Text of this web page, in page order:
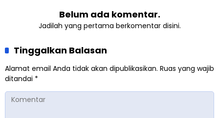
Belum ada komentar.
Jadilah yang pertama berkomentar disini.
Tinggalkan Balasan
Alamat email Anda tidak akan dipublikasikan. Ruas yang wajib
ditandai *